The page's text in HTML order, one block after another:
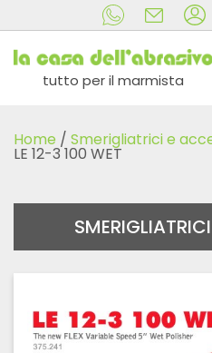
tutto per il marmista
Home / Smerigliatrici e
LE 12-3 100 WET